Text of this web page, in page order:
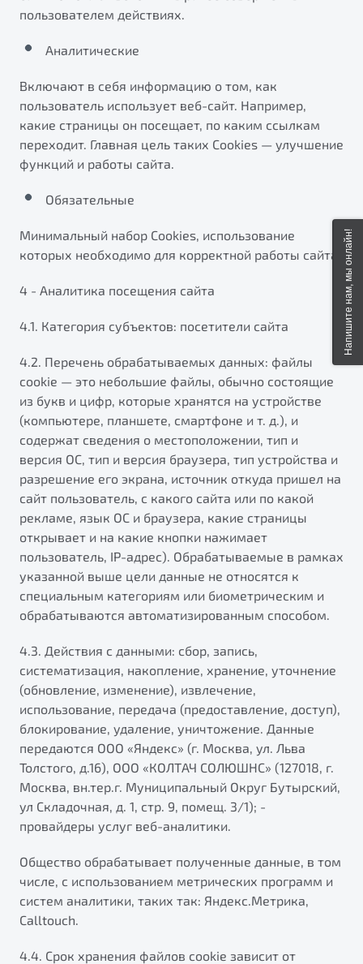
пользователем действиях.
Аналитические
Включают в себя информацию о том, как
пользователь использует веб-сайт. Например,
какие страницы он посещает, по каким ссылкам
переходит. Главная цель таких Cookies — улучшение
функций и работы сайта.
Обязательные
Минимальный набор Cookies, использование
которых необходимо для корректной работы сайта.
4 - Аналитика посещения сайта
4.1. Категория субъектов: посетители сайта
4.2. Перечень обрабатываемых данных: файлы
cookie — это небольшие файлы, обычно состоящие
из букв и цифр, которые хранятся на устройстве
(компьютере, планшете, смартфоне и т. д.), и
содержат сведения о местоположении, тип и
версия ОС, тип и версия браузера, тип устройства и
разрешение его экрана, источник откуда пришел на
сайт пользователь, с какого сайта или по какой
рекламе, язык ОС и браузера, какие страницы
открывает и на какие кнопки нажимает
пользователь, IP-адрес). Обрабатываемые в рамках
указанной выше цели данные не относятся к
специальным категориям или биометрическим и
обрабатываются автоматизированным способом.
4.3. Действия с данными: сбор, запись,
систематизация, накопление, хранение, уточнение
(обновление, изменение), извлечение,
использование, передача (предоставление, доступ),
блокирование, удаление, уничтожение. Данные
передаются ООО «Яндекс» (г. Москва, ул. Льва
Толстого, д.16), ООО «КОЛТАЧ СОЛЮШНС» (127018, г.
Москва, вн.тер.г. Муниципальный Округ Бутырский,
ул Складочная, д. 1, стр. 9, помещ. 3/1); -
провайдеры услуг веб-аналитики.
Общество обрабатывает полученные данные, в том
числе, с использованием метрических программ и
систем аналитики, таких так: Яндекс.Метрика,
Calltouch.
4.4. Срок хранения файлов cookie зависит от
Напишите нам, мы онлайн!